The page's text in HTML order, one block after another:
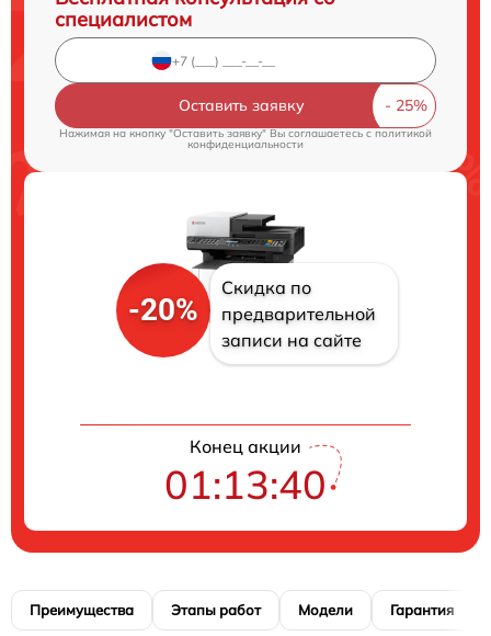
специалистом
Оставить заявку
Нажимая на кнопку "Оставить заявку" Вы соглашаетесь c политикой
конфиденциальности
-20%
Скидка по
предварительной
записи на сайте
Конец акции
01:13:39
Преимущества Этапы работ Модели Гарантия